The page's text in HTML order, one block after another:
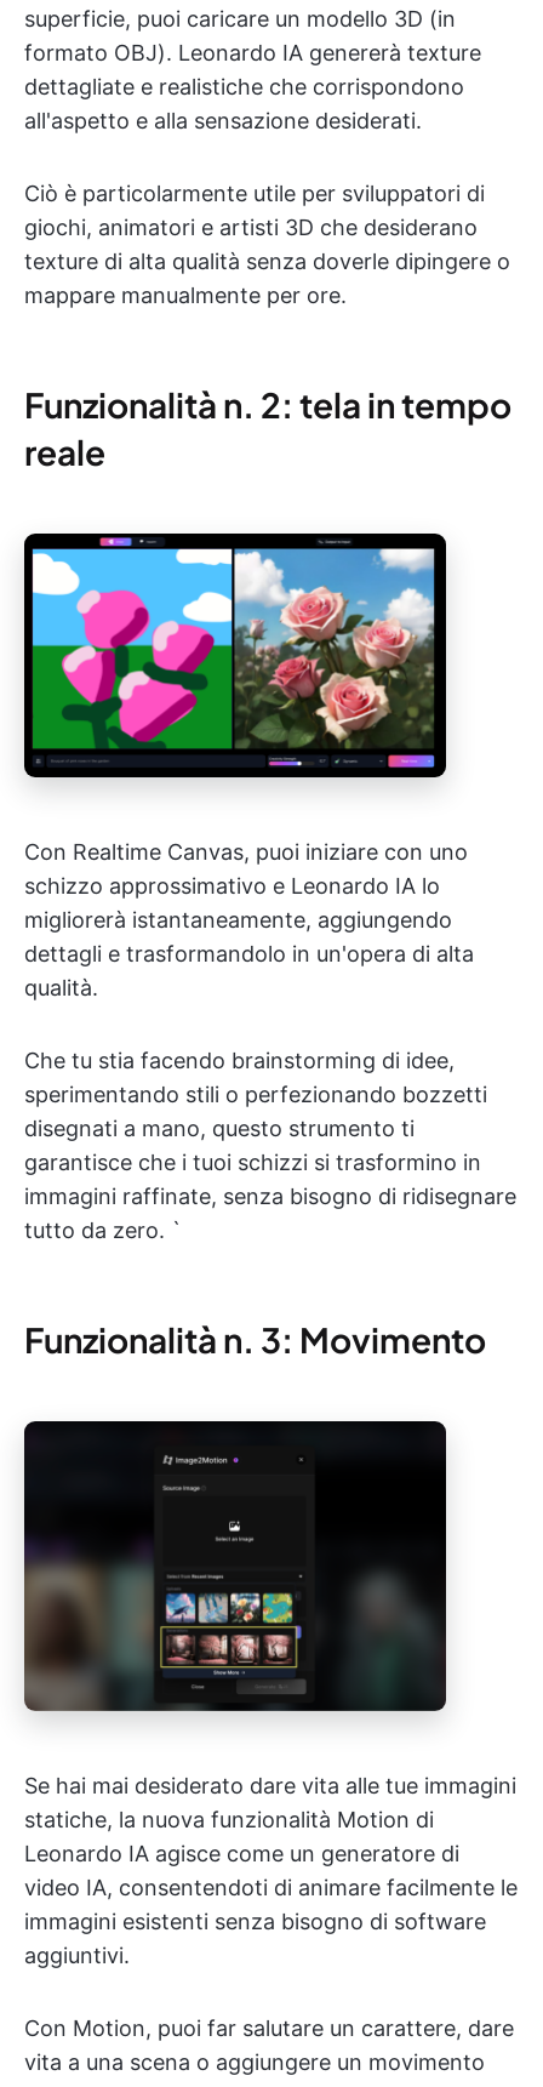
superficie, puoi caricare un modello 3D (in
formato OBJ). Leonardo IA genererà texture
dettagliate e realistiche che corrispondono
all'aspetto e alla sensazione desiderati.
Ciò è particolarmente utile per sviluppatori di
giochi, animatori e artisti 3D che desiderano
texture di alta qualità senza doverle dipingere o
mappare manualmente per ore.
Funzionalità n. 2: tela in tempo
reale
Con Realtime Canvas, puoi iniziare con uno
schizzo approssimativo e Leonardo IA lo
migliorerà istantaneamente, aggiungendo
dettagli e trasformandolo in un'opera di alta
qualità.
Che tu stia facendo brainstorming di idee,
sperimentando stili o perfezionando bozzetti
disegnati a mano, questo strumento ti
garantisce che i tuoi schizzi si trasformino in
immagini raffinate, senza bisogno di ridisegnare
tutto da zero. `
Funzionalità n. 3: Movimento
Se hai mai desiderato dare vita alle tue immagini
statiche, la nuova funzionalità Motion di
Leonardo IA agisce come un generatore di
video IA, consentendoti di animare facilmente le
immagini esistenti senza bisogno di software
aggiuntivi.
Con Motion, puoi far salutare un carattere, dare
vita a una scena o aggiungere un movimento